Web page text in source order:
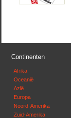
Continenten
Afrika
Oceanië
Azië
Europa
Noord-Amerika
Zuid-Amerika